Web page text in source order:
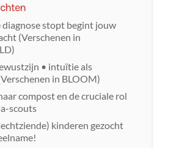
diagnose stopt begint jouw
(Verschenen in
• intuïtie als
in BLOOM)
compost en de cruciale rol
scouts
kinderen gezocht